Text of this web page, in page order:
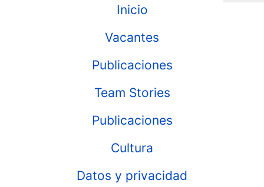
Inicio
Vacantes
Publicaciones
Team Stories
Publicaciones
Cultura
Datos y privacidad